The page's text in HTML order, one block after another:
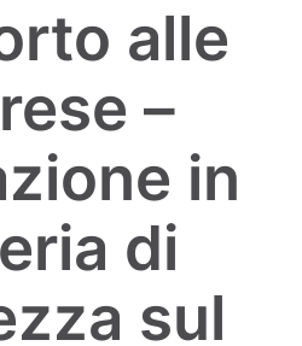
alle
–
in
di
sul